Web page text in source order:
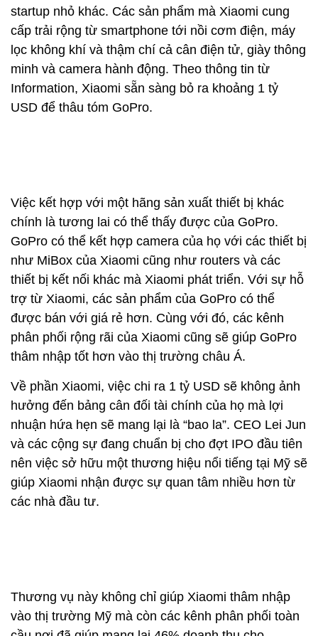
startup nhỏ khác. Các sản phẩm mà Xiaomi cung
cấp trải rộng từ smartphone tới nồi cơm điện, máy
lọc không khí và thậm chí cả cân điện tử, giày thông
minh và camera hành động. Theo thông tin từ
Information, Xiaomi sẵn sàng bỏ ra khoảng 1 tỷ
USD để thâu tóm GoPro.
Việc kết hợp với một hãng sản xuất thiết bị khác
chính là tương lai có thể thấy được của GoPro.
GoPro có thể kết hợp camera của họ với các thiết bị
như MiBox của Xiaomi cũng như routers và các
thiết bị kết nối khác mà Xiaomi phát triển. Với sự hỗ
trợ từ Xiaomi, các sản phẩm của GoPro có thể
được bán với giá rẻ hơn. Cùng với đó, các kênh
phân phối rộng rãi của Xiaomi cũng sẽ giúp GoPro
thâm nhập tốt hơn vào thị trường châu Á.
Về phần Xiaomi, việc chi ra 1 tỷ USD sẽ không ảnh
hưởng đến bảng cân đối tài chính của họ mà lợi
nhuận hứa hẹn sẽ mang lại là “bao la”. CEO Lei Jun
và các cộng sự đang chuẩn bị cho đợt IPO đầu tiên
nên việc sở hữu một thương hiệu nổi tiếng tại Mỹ sẽ
giúp Xiaomi nhận được sự quan tâm nhiều hơn từ
các nhà đầu tư.
Thương vụ này không chỉ giúp Xiaomi thâm nhập
vào thị trường Mỹ mà còn các kênh phân phối toàn